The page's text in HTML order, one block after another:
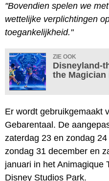
"Bovendien spelen we
wettelijke verplichtingen
toegankelijkheid."
ZIE OOK
Disneyland-
the Magician
Er wordt gebruikgemaakt
Gebarentaal. De
zaterdag 23 en zondag
zondag 31 december en
januari in het Animagique
Disney Studios Park.